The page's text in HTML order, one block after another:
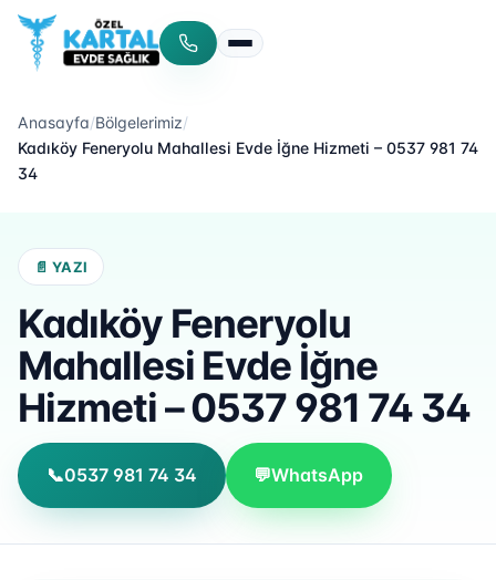
Menüyü aç/kapat
Anasayfa/Bölgelerimiz/
Kadıköy Feneryolu Mahallesi Evde İğne Hizmeti – 0537 981 74
34
📄 YAZI
Kadıköy Feneryolu
Mahallesi Evde İğne
Hizmeti – 0537 981 74 34
📞0537 981 74 34 💬WhatsApp